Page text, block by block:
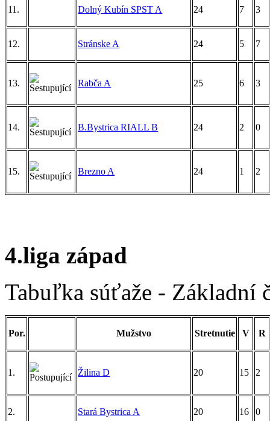
11. Dolný Kubín SPST A 24 7 3
12. Stránske A 24 5 7
13. Rabča A 25 6 3
14. B.Bystrica RIALL B 24 2 0
15. Brezno A 24 1 2
4.liga západ
Tabuľka súťaže - Základní
Por. Mužstvo Stretnutie V R
1. Žilina D 20 15 2
2. Stará Bystrica A 20 16 0